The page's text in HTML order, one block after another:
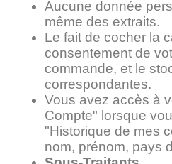
Aucune donnée
même des extraits.
Le fait de cocher la
consentement de
commande, et le
correspondantes.
Vous avez accès à
Compte" lorsque
"Historique de mes
nom, prénom, pays